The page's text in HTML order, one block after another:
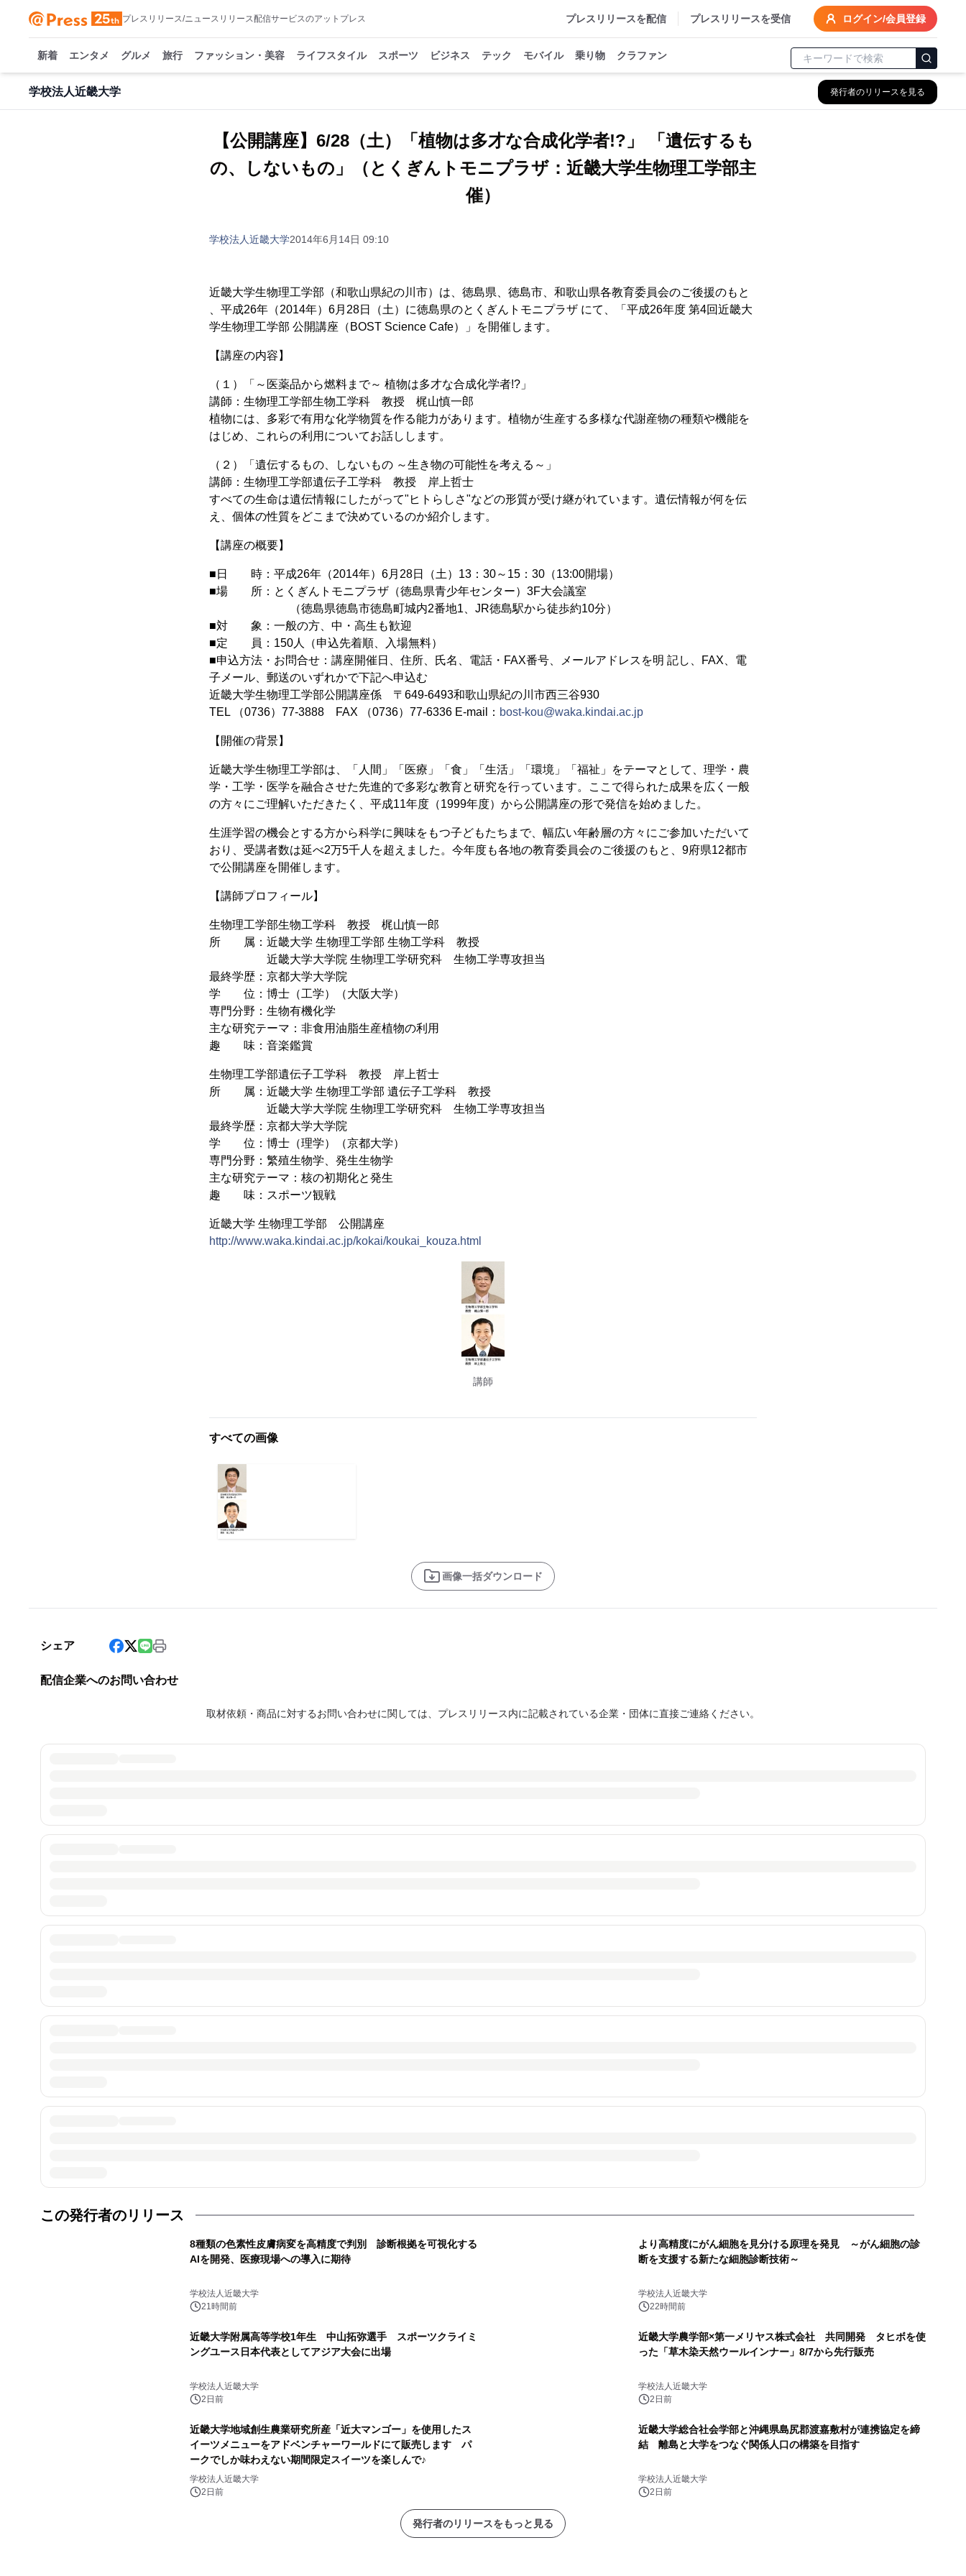
プレスリリース/ニュースリリース配信サービスのアットプレス プレスリリースを配信 プレスリリースを受信 ログイン/会員登録
新着 エンタメ グルメ 旅行 ファッション・美容 ライフスタイル スポーツ ビジネス テック モバイル 乗り物 クラファン
学校法人近畿大学 発行者のリリースを見る
【公開講座】6/28（土）「植物は多才な合成化学者!?」 「遺伝するも
の、しないもの」（とくぎんトモニプラザ：近畿大学生物理工学部主
催）
学校法人近畿大学2014年6月14日 09:10
近畿大学生物理工学部（和歌山県紀の川市）は、徳島県、徳島市、和歌山県各教育委員会のご後援のもと
、平成26年（2014年）6月28日（土）に徳島県のとくぎんトモニプラザ にて、「平成26年度 第4回近畿大
学生物理工学部 公開講座（BOST Science Cafe）」を開催します。
【講座の内容】
（１）「～医薬品から燃料まで～ 植物は多才な合成化学者!?」
講師：生物理工学部生物工学科 教授 梶山慎一郎
植物には、多彩で有用な化学物質を作る能力があります。植物が生産する多様な代謝産物の種類や機能を
はじめ、これらの利用についてお話しします。
（２）「遺伝するもの、しないもの ～生き物の可能性を考える～」
講師：生物理工学部遺伝子工学科 教授 岸上哲士
すべての生命は遺伝情報にしたがって"ヒトらしさ"などの形質が受け継がれています。遺伝情報が何を伝
え、個体の性質をどこまで決めているのか紹介します。
【講座の概要】
■日 時：平成26年（2014年）6月28日（土）13：30～15：30（13:00開場）
■場 所：とくぎんトモニプラザ（徳島県青少年センター）3F大会議室
（徳島県徳島市徳島町城内2番地1、JR徳島駅から徒歩約10分）
■対 象：一般の方、中・高生も歓迎
■定 員：150人（申込先着順、入場無料）
■申込方法・お問合せ：講座開催日、住所、氏名、電話・FAX番号、メールアドレスを明 記し、FAX、電
子メール、郵送のいずれかで下記へ申込む
近畿大学生物理工学部公開講座係 〒649-6493和歌山県紀の川市西三谷930
TEL （0736）77-3888 FAX （0736）77-6336 E-mail： bost-kou@waka.kindai.ac.jp
【開催の背景】
近畿大学生物理工学部は、「人間」「医療」「食」「生活」「環境」「福祉」をテーマとして、理学・農
学・工学・医学を融合させた先進的で多彩な教育と研究を行っています。ここで得られた成果を広く一般
の方々にご理解いただきたく、平成11年度（1999年度）から公開講座の形で発信を始めました。
生涯学習の機会とする方から科学に興味をもつ子どもたちまで、幅広い年齢層の方々にご参加いただいて
おり、受講者数は延べ2万5千人を超えました。今年度も各地の教育委員会のご後援のもと、9府県12都市
で公開講座を開催します。
【講師プロフィール】
生物理工学部生物工学科 教授 梶山慎一郎
所 属：近畿大学 生物理工学部 生物工学科 教授
近畿大学大学院 生物理工学研究科 生物工学専攻担当
最終学歴：京都大学大学院
学 位：博士（工学）（大阪大学）
専門分野：生物有機化学
主な研究テーマ：非食用油脂生産植物の利用
趣 味：音楽鑑賞
生物理工学部遺伝子工学科 教授 岸上哲士
所 属：近畿大学 生物理工学部 遺伝子工学科 教授
近畿大学大学院 生物理工学研究科 生物工学専攻担当
最終学歴：京都大学大学院
学 位：博士（理学）（京都大学）
専門分野：繁殖生物学、発生生物学
主な研究テーマ：核の初期化と発生
趣 味：スポーツ観戦
近畿大学 生物理工学部 公開講座
http://www.waka.kindai.ac.jp/kokai/koukai_kouza.html
講師
すべての画像
画像一括ダウンロード
シェア
配信企業へのお問い合わせ
取材依頼・商品に対するお問い合わせに関しては、プレスリリース内に記載されている企業・団体に直接ご連絡ください。
この発行者のリリース
8種類の色素性皮膚病変を高精度で判別 診断根拠を可視化する
AIを開発、医療現場への導入に期待
学校法人近畿大学
21時間前
より高精度にがん細胞を見分ける原理を発見 ～がん細胞の診
断を支援する新たな細胞診断技術～
学校法人近畿大学
22時間前
近畿大学附属高等学校1年生 中山拓弥選手 スポーツクライミ
ングユース日本代表としてアジア大会に出場
学校法人近畿大学
2日前
近畿大学農学部×第一メリヤス株式会社 共同開発 タヒボを使
った「草木染天然ウールインナー」8/7から先行販売
学校法人近畿大学
2日前
近畿大学地域創生農業研究所産「近大マンゴー」を使用したス
イーツメニューをアドベンチャーワールドにて販売します パ
ークでしか味わえない期間限定スイーツを楽しんで♪
学校法人近畿大学
2日前
近畿大学総合社会学部と沖縄県島尻郡渡嘉敷村が連携協定を締
結 離島と大学をつなぐ関係人口の構築を目指す
学校法人近畿大学
2日前
発行者のリリースをもっと見る